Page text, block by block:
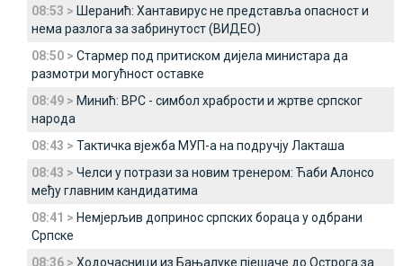
08:53 > Шеранић: Хантавирус не представља опасност и
нема разлога за забринутост (ВИДЕО)
08:50 > Стармер под притиском дијела министара да
размотри могућност оставке
08:49 > Минић: ВРС - симбол храбрости и жртве српског
народа
08:43 > Тактичка вјежба МУП-а на подручју Лакташа
08:43 > Челси у потрази за новим тренером: Ћаби Алонсо
међу главним кандидатима
08:41 > Немјерљив допринос српских бораца у одбрани
Српске
08:36 > Ходочасници из Бањалуке пјешаче до Острога за